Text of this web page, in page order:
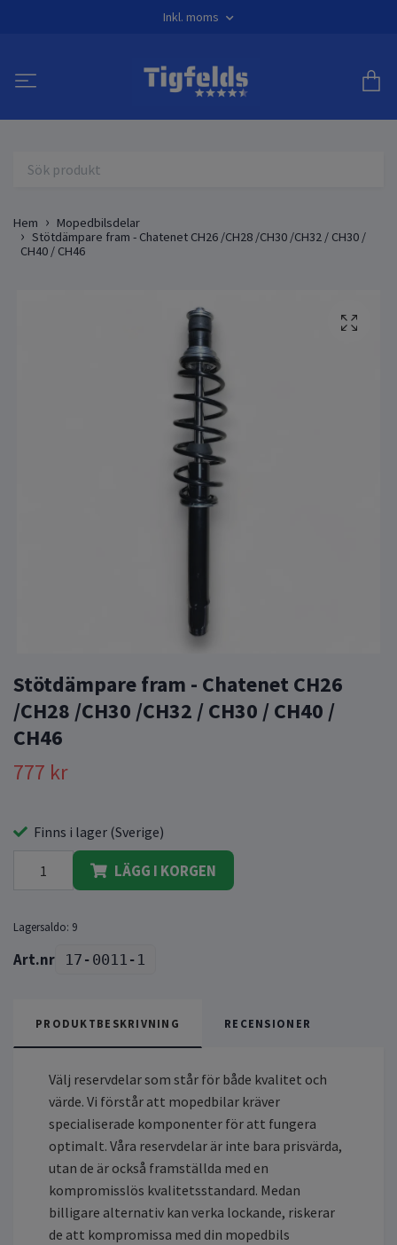
Inkl. moms
Hem
Mopedbilsdelar
Stötdämpare fram - Chatenet CH26 /CH28 /CH30 /CH32 / CH30 /
CH40 / CH46
Stötdämpare fram - Chatenet CH26
/CH28 /CH30 /CH32 / CH30 / CH40 /
CH46
777 kr
Finns i lager (Sverige)
LÄGG I KORGEN
Lagersaldo: 9
17-0011-1
PRODUKTBESKRIVNING RECENSIONER
Välj reservdelar som står för både kvalitet och
värde. Vi förstår att mopedbilar kräver
specialiserade komponenter för att fungera
optimalt. Våra reservdelar är inte bara prisvärda,
utan de är också framställda med en
kompromisslös kvalitetsstandard. Medan
billigare alternativ kan verka lockande, riskerar
de att kompromissa med din mopedbils